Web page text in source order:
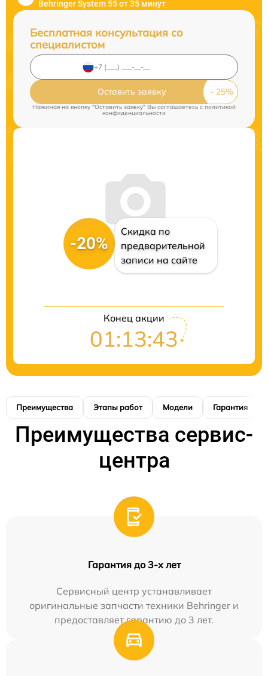
Behringer System 55 от 35 минут
Бесплатная консультация со
специалистом
Оставить заявку
Нажимая на кнопку "Оставить заявку" Вы соглашаетесь cполитикой
конфиденциальности
-20%
Скидка по
предварительной
записи на сайте
Конец акции
01:13:42
Преимущества Этапы работ Модели Гарантия
Преимущества сервис-
центра
Гарантия до 3-х лет
Сервисный центр устанавливает
оригинальные запчасти техники Behringer и
предоставляет гарантию до 3 лет.